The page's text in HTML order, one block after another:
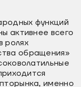
функций
активнее всего
ролях
обращения»
именно